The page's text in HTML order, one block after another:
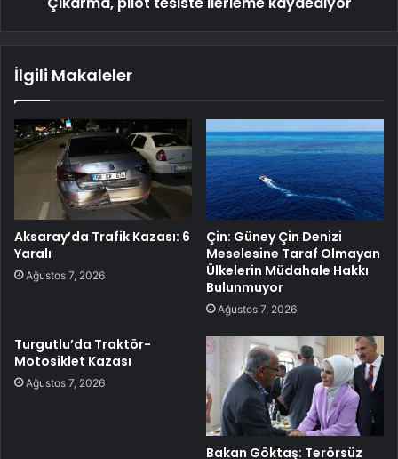
İlgili Makaleler
Aksaray’da Trafik Kazası: 6
Yaralı
Ağustos 7, 2026
Çin: Güney Çin Denizi
Meselesine Taraf Olmayan
Ülkelerin Müdahale Hakkı
Bulunmuyor
Ağustos 7, 2026
Turgutlu’da Traktör-
Motosiklet Kazası
Ağustos 7, 2026
Bakan Göktaş: Terörsüz